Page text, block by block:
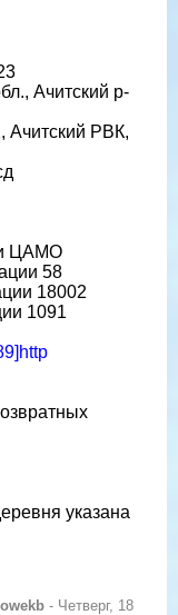
Ачитский р-
Ачитский РВК,
ЦАМО
58
18002
1091
указана
- Четверг, 18